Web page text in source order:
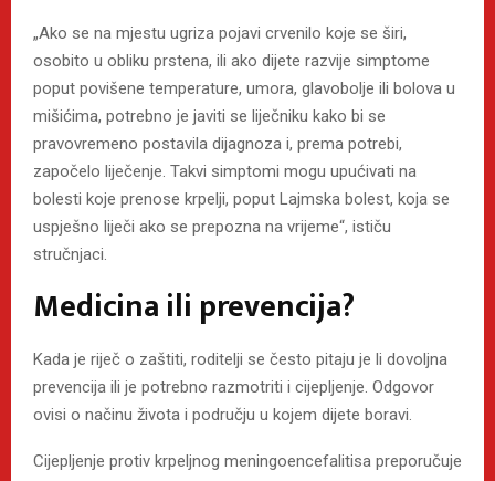
„Ako se na mjestu ugriza pojavi crvenilo koje se širi,
osobito u obliku prstena, ili ako dijete razvije simptome
poput povišene temperature, umora, glavobolje ili bolova u
mišićima, potrebno je javiti se liječniku kako bi se
pravovremeno postavila dijagnoza i, prema potrebi,
započelo liječenje. Takvi simptomi mogu upućivati na
bolesti koje prenose krpelji, poput Lajmska bolest, koja se
uspješno liječi ako se prepozna na vrijeme“, ističu
stručnjaci.
Medicina ili prevencija?
Kada je riječ o zaštiti, roditelji se često pitaju je li dovoljna
prevencija ili je potrebno razmotriti i cijepljenje. Odgovor
ovisi o načinu života i području u kojem dijete boravi.
Cijepljenje protiv krpeljnog meningoencefalitisa preporučuje